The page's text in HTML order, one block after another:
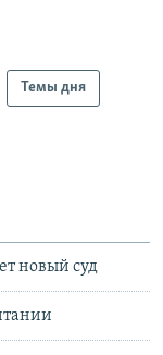
Темы дня
новый суд